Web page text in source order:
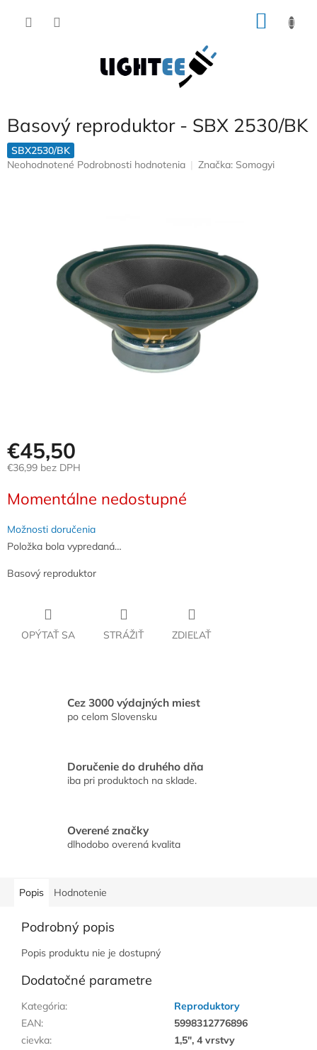
Basový reproduktor - SBX 2530/BK
SBX2530/BK
Priemerné
Neohodnotené Podrobnosti hodnotenia Značka: Somogyi
€45,50
€36,99 bez DPH
cena:
Momentálne nedostupné
Možnosti doručenia
Položka bola vypredaná…
Basový reproduktor
OPÝTAŤ SA STRÁŽIŤ ZDIEĽAŤ
Cez 3000 výdajných miest
po celom Slovensku
Doručenie do druhého dňa
iba pri produktoch na sklade.
Overené značky
dlhodobo overená kvalita
Popis Hodnotenie
Podrobný popis
Popis produktu nie je dostupný
Dodatočné parametre
Kategória:
Reproduktory
EAN:
5998312776896
cievka:
1,5", 4 vrstvy